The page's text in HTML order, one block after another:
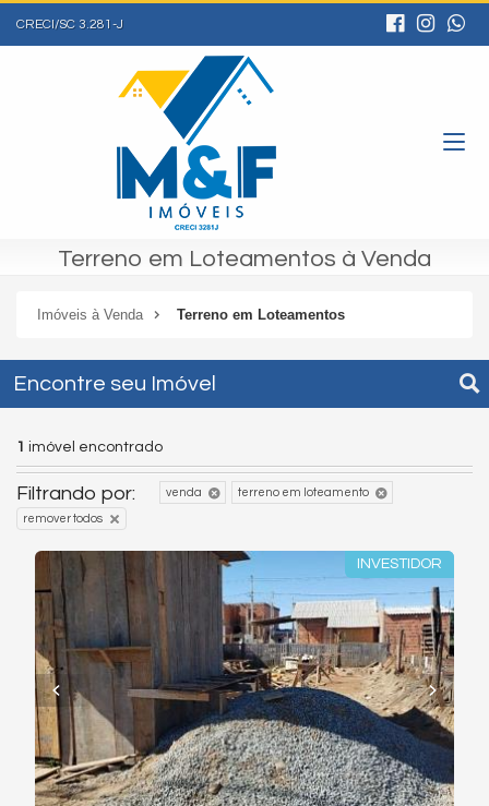
CRECI/SC 3.281-J
Terreno em Loteamentos à Venda
Imóveis à Venda Terreno em Loteamentos
Encontre seu Imóvel
1 imóvel encontrado
Filtrando por: venda terreno em loteamento
remover todos
INVESTIDOR